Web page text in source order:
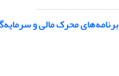
محرک مالی و